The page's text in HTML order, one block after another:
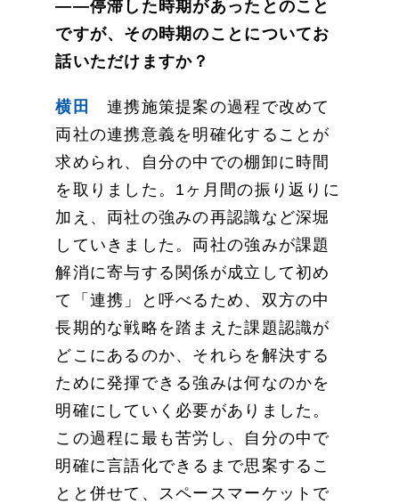
――停滞した時期があったとのこと
ですが、その時期のことについてお
話いただけますか？
横田
連携施策提案の過程で改めて
両社の連携意義を明確化することが
求められ、自分の中での棚卸に時間
を取りました。1ヶ月間の振り返りに
加え、両社の強みの再認識など深堀
していきました。両社の強みが課題
解消に寄与する関係が成立して初め
て「連携」と呼べるため、双方の中
長期的な戦略を踏まえた課題認識が
どこにあるのか、それらを解決する
ために発揮できる強みは何なのかを
明確にしていく必要がありました。
この過程に最も苦労し、自分の中で
明確に言語化できるまで思案するこ
とと併せて、スペースマーケットで